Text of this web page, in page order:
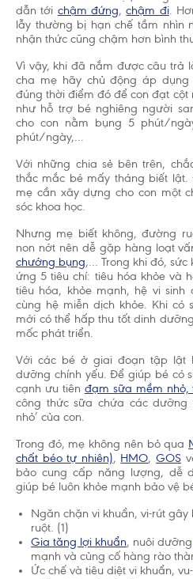
dẫn tới chậm đứng,chậm đi.
lẫy thường bị hạn chế tầm nhìn
nhận thức cũng chậm hơn bình
Vì vậy, khi đã nắm được câu trả
cha mẹ hãy chủ động áp
đúng thời điểm đó để con đạt cột
như hỗ trợ bé nghiêng người
cho con nằm bụng 5 phút/
phút/ngày,...
Với những chia sẻ bên trên,
thắc mắc bé mấy tháng biết lật.
mẹ cần xây dựng cho con một
sóc khoa học.
Nhưng mẹ biết không, đường
non nớt nên dễ gặp hàng loạt
chướng bụng,... Trong khi đó,
ứng 5 tiêu chí: tiêu hóa khỏe và
tiêu hóa, khỏe mạnh, hệ vi
cùng hệ miễn dịch khỏe. Khi có
mới có thể hấp thu tốt dinh
mốc phát triển.
Với các bé ở giai đoạn tập lật
dưỡng chính yếu. Để giúp bé có
cạnh ưu tiên đạm sữa mềm nhỏ,
công thức sữa chứa các dưỡng
nhỏ’ của con.
Trong đó, mẹ không nên bỏ qua
chất béo tự nhiên), HMO,GOS
bảo cung cấp năng lượng, dễ
giúp bé luôn khỏe mạnh bảo vệ
Ngăn chặn vi khuẩn, vi-rút
ruột. (1)
Gia tăng lợi khuẩn, nuôi dưỡng
mạnh và củng cố hàng rào
Ức chế và tiêu diệt vi khuẩn,